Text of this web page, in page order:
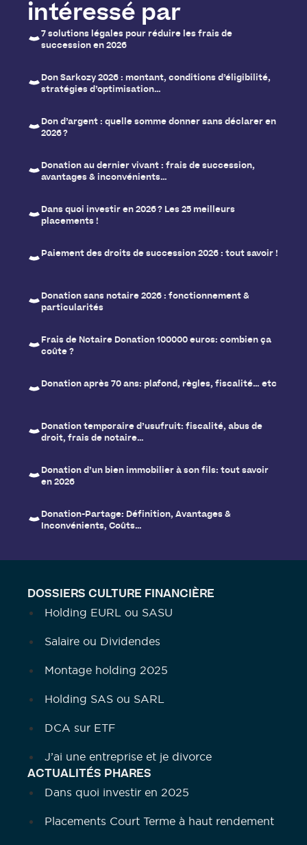
intéressé par
7 solutions légales pour réduire les frais de
succession en 2026
Don Sarkozy 2026 : montant, conditions d’éligibilité,
stratégies d’optimisation…
Don d’argent : quelle somme donner sans déclarer en
2026 ?
Donation au dernier vivant : frais de succession,
avantages & inconvénients…
Dans quoi investir en 2026 ? Les 25 meilleurs
placements !
Paiement des droits de succession 2026 : tout savoir !
Donation sans notaire 2026 : fonctionnement &
particularités
Frais de Notaire Donation 100000 euros: combien ça
coûte ?
Donation après 70 ans: plafond, règles, fiscalité… etc
Donation temporaire d’usufruit: fiscalité, abus de
droit, frais de notaire…
Donation d’un bien immobilier à son fils: tout savoir
en 2026
Donation-Partage: Définition, Avantages &
Inconvénients, Coûts…
DOSSIERS CULTURE FINANCIÈRE
Holding EURL ou SASU
Salaire ou Dividendes
Montage holding 2025
Holding SAS ou SARL
DCA sur ETF
J’ai une entreprise et je divorce
ACTUALITÉS PHARES
Dans quoi investir en 2025
Placements Court Terme à haut rendement